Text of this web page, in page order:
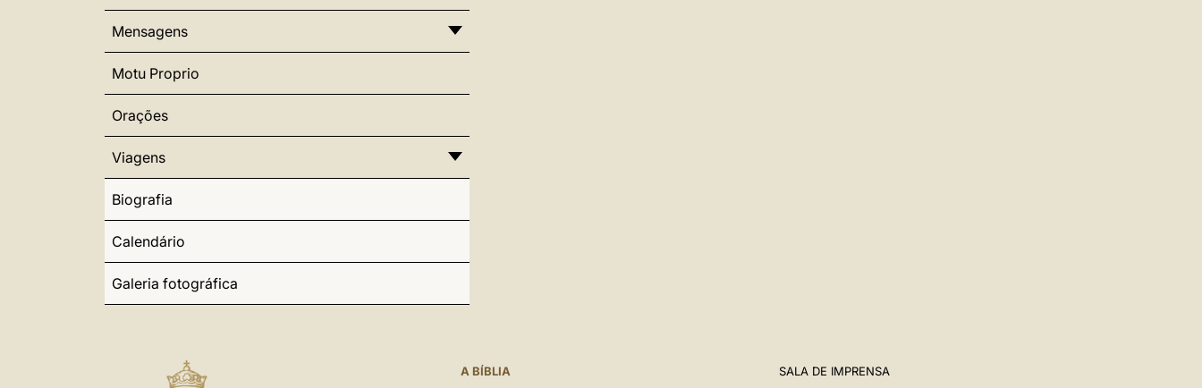
Mensagens
Motu Proprio
Orações
Viagens
Biografia
Calendário
Galeria fotográfica
A BÍBLIA SALA DE IMPRENSA